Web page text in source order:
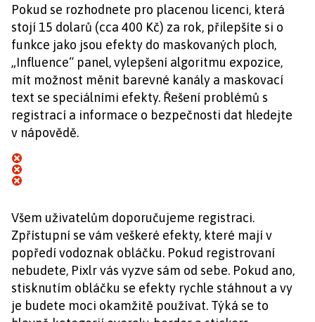
Pokud se rozhodnete pro placenou licenci, která
stojí 15 dolarů (cca 400 Kč) za rok, přilepšíte si o
funkce jako jsou efekty do maskovaných ploch,
„Influence“ panel, vylepšení algoritmu expozice,
mít možnost měnit barevné kanály a maskovací
text se speciálními efekty. Řešení problémů s
registrací a informace o bezpečnosti dat hledejte
v nápovědě.
Všem uživatelům doporučujeme registraci.
Zpřístupní se vám veškeré efekty, které mají v
popředí vodoznak obláčku. Pokud registrovaní
nebudete, Pixlr vás vyzve sám od sebe. Pokud ano,
stisknutím obláčku se efekty rychle stáhnout a vy
je budete moci okamžitě používat. Týká se to